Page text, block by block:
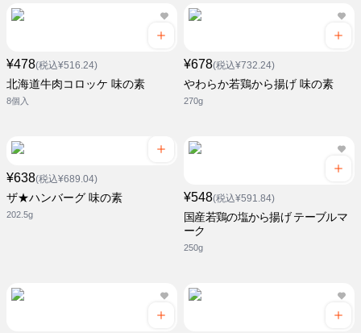
¥478(税込¥516.24)
北海道牛肉コロッケ 味の素
8個入
¥678(税込¥732.24)
やわらか若鶏から揚げ 味の素
270g
¥638(税込¥689.04)
ザ★ハンバーグ 味の素
202.5g
¥548(税込¥591.84)
国産若鶏の塩から揚げ テーブルマ
ーク
250g